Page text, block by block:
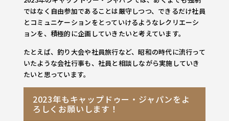
ではなく自由参加であることは厳守しつつ、できるだけ社員
とコミュニケーションをとっていけるようなレクリエーシ
ョンを、積極的に企画していきたいと考えています。
たとえば、釣り大会や社員旅行など、昭和の時代に流行って
いたような会社行事も、社員と相談しながら実施していき
たいと思っています。
2023年もキャップドゥー・ジャパンをよ
ろしくお願いします！